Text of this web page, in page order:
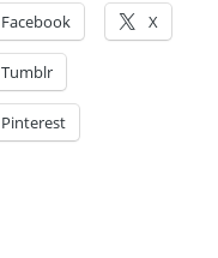
Facebook X
Tumblr
Pinterest